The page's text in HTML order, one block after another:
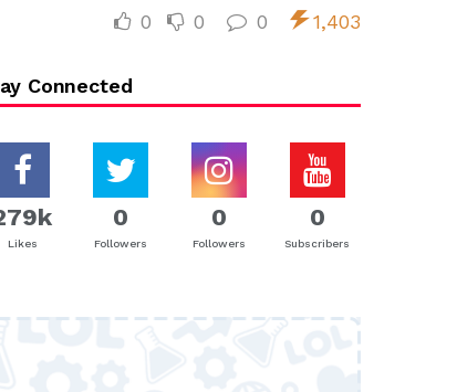
0 0 0 1,403
Connected
Likes
0
Followers
0
Followers
0
Subscribers